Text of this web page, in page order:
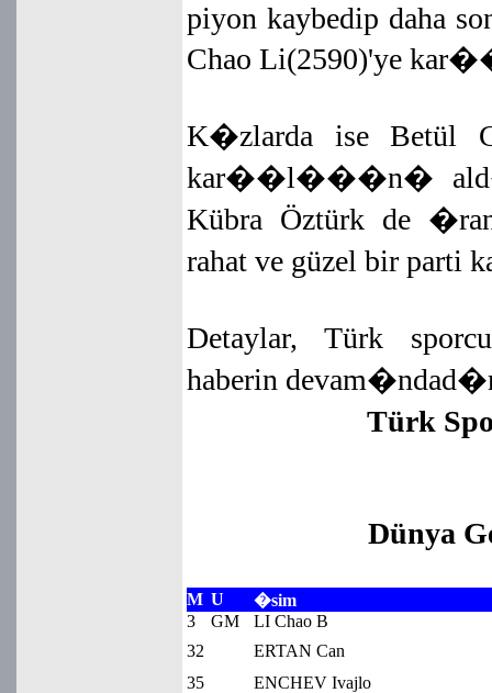
piyon kaybedip daha
Chao Li(2590)'ye
K�zlarda ise Betül
kar��l���n� ald�
Kübra Öztürk de
rahat ve güzel bir parti
Detaylar, Türk
haberin
Türk
Dünya
M U
�sim
3
GM
LI Chao B
32
ERTAN Can
35
ENCHEV Ivajlo